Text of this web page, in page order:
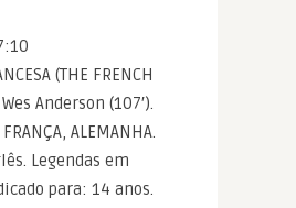
(THE FRENCH
Anderson (107′).
ALEMANHA.
Legendas em
para: 14 anos.